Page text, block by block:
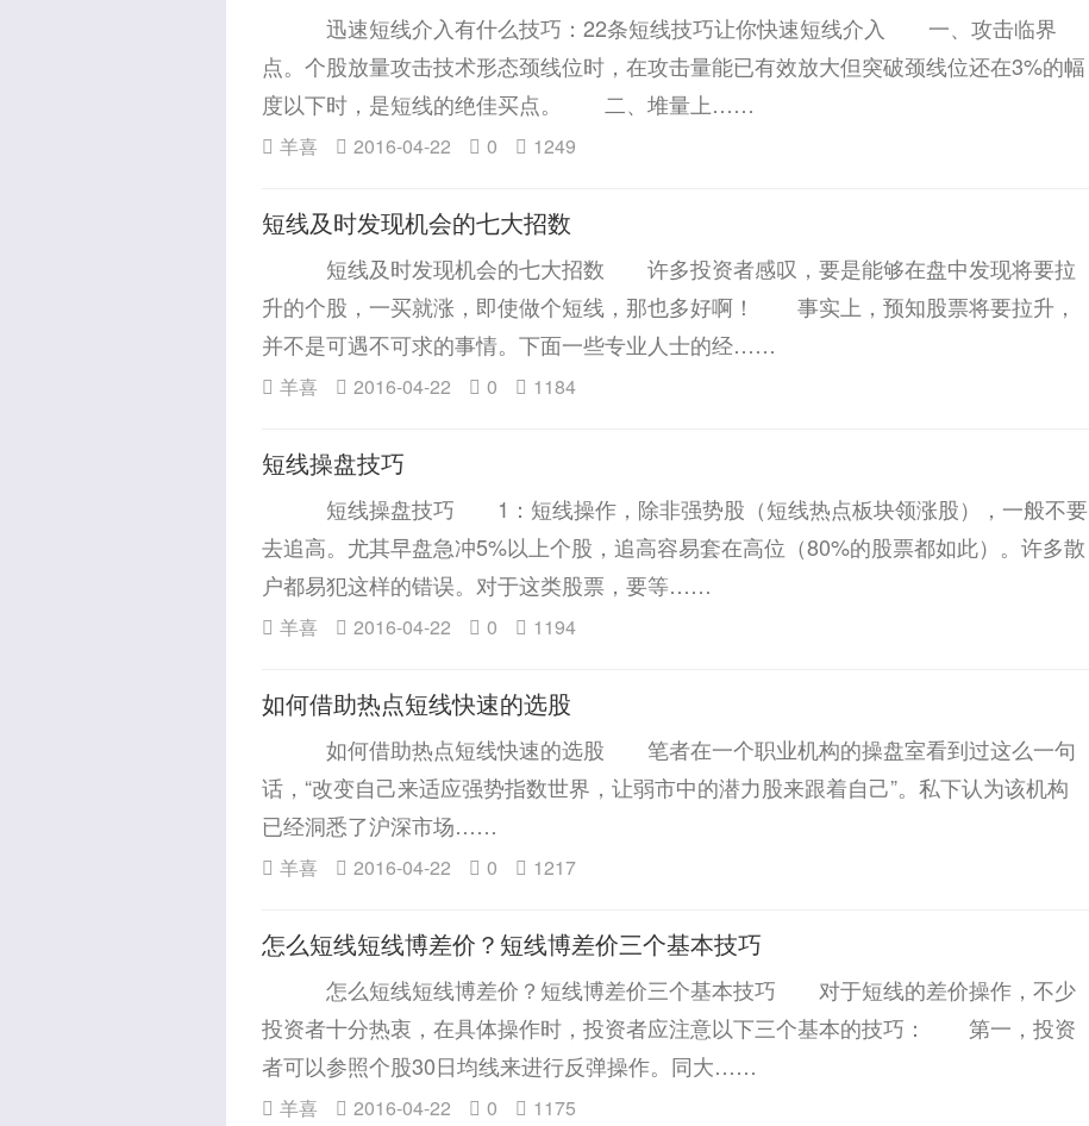
迅速短线介入有什么技巧：22条短线技巧让你快速短线介入 一、攻击临界
点。个股放量攻击技术形态颈线位时，在攻击量能已有效放大但突破颈线位还在3%的幅
度以下时，是短线的绝佳买点。 二、堆量上……
羊喜 2016-04-22 0 1249
短线及时发现机会的七大招数
短线及时发现机会的七大招数 许多投资者感叹，要是能够在盘中发现将要拉
升的个股，一买就涨，即使做个短线，那也多好啊！ 事实上，预知股票将要拉升，
并不是可遇不可求的事情。下面一些专业人士的经……
羊喜 2016-04-22 0 1184
短线操盘技巧
短线操盘技巧 1：短线操作，除非强势股（短线热点板块领涨股），一般不要
去追高。尤其早盘急冲5%以上个股，追高容易套在高位（80%的股票都如此）。许多散
户都易犯这样的错误。对于这类股票，要等……
羊喜 2016-04-22 0 1194
如何借助热点短线快速的选股
如何借助热点短线快速的选股 笔者在一个职业机构的操盘室看到过这么一句
话，“改变自己来适应强势指数世界，让弱市中的潜力股来跟着自己”。私下认为该机构
已经洞悉了沪深市场……
羊喜 2016-04-22 0 1217
怎么短线短线博差价？短线博差价三个基本技巧
怎么短线短线博差价？短线博差价三个基本技巧 对于短线的差价操作，不少
投资者十分热衷，在具体操作时，投资者应注意以下三个基本的技巧： 第一，投资
者可以参照个股30日均线来进行反弹操作。同大……
羊喜 2016-04-22 0 1175